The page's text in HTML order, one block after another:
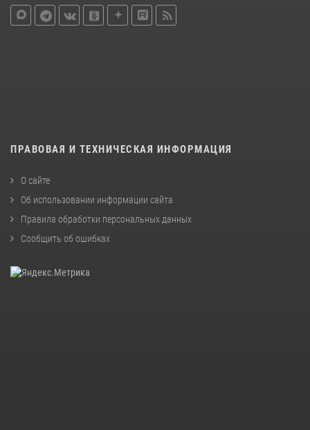
ПРАВОВАЯ И ТЕХНИЧЕСКАЯ ИНФОРМАЦИЯ
О сайте
Об использовании информации сайта
Правила обработки персональных данных
Сообщить об ошибках